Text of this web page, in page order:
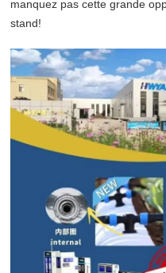
manquez pas cette grande
stand!